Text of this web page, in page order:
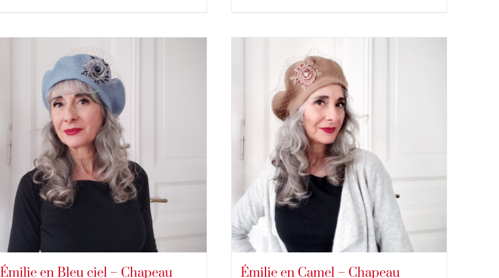
Émilie en Bleu ciel – Chapeau
Émilie en Camel – Chapeau